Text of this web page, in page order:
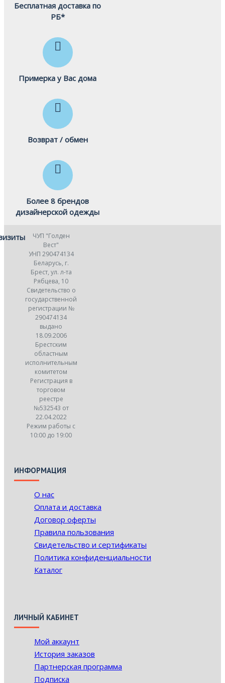
Бесплатная доставка по
РБ*
Примерка у Вас дома
Возврат / обмен
Более 8 брендов
дизайнерской одежды
ЧУП "Голден
Вест"
УНП 290474134
Беларусь, г.
Брест, ул. л-та
Рябцева, 10
Свидетельство о
государственной
регистрации №
290474134
выдано
18.09.2006
Брестским
областным
исполнительным
комитетом
Регистрация в
торговом
реестре
№532543 от
22.04.2022
Режим работы с
10:00 до 19:00
ИНФОРМАЦИЯ
О нас
Оплата и доставка
Договор оферты
Правила пользования
Свидетельство и сертификаты
Политика конфиденциальности
Каталог
ЛИЧНЫЙ КАБИНЕТ
Мой аккаунт
История заказов
Партнерская программа
Подписка